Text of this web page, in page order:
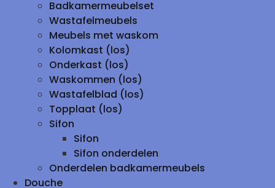
Badkamermeubelset
Wastafelmeubels
Meubels met waskom
Kolomkast (los)
Onderkast (los)
Waskommen (los)
Wastafelblad (los)
Topplaat (los)
Sifon
Sifon
Sifon onderdelen
Onderdelen badkamermeubels
Douche